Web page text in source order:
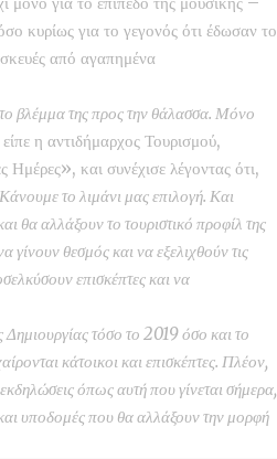
κυρίως για το γεγονός ότι έδωσαν το
από αγαπημένα
βλέμμα της προς την θάλασσα. Μόνο
η αντιδήμαρχος Τουρισμού,
και συνέχισε λέγοντας ότι,
το λιμάνι μας επιλογή. Και
θα αλλάξουν το τουριστικό προφίλ της
θεσμός και να εξελιχθούν τις
επισκέπτες και να
τόσο το 2019 όσο και το
κάτοικοι και επισκέπτες. Πλέον,
όπως αυτή που γίνεται σήμερα,
υποδομές που θα αλλάξουν την μορφή